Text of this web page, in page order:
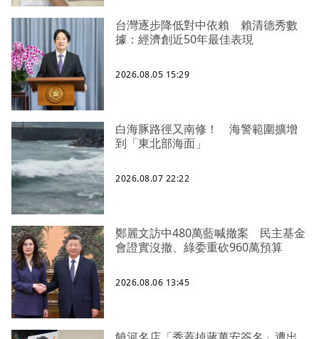
台灣逐步降低對中依賴 賴清德秀數
據：經濟創近50年最佳表現
2026.08.05 15:29
白海豚路徑又南修！ 海警範圍擴增
到「東北部海面」
2026.08.07 22:22
鄭麗文訪中480萬藍喊撤案 民主基金
會證實沒撤、綠委重砍960萬預算
2026.08.06 13:45